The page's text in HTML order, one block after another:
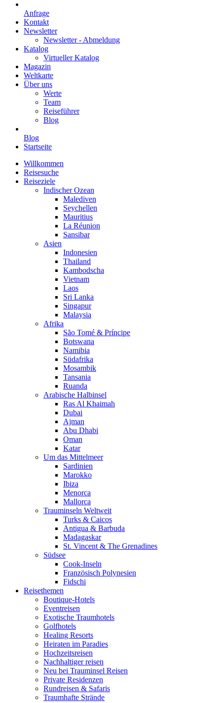
Anfrage
Kontakt
Newsletter
Newsletter - Abmeldung
Katalog
Virtueller Katalog
Magazin
Weltkarte
Über uns
Werte
Team
Reiseführer
Blog
Blog
Startseite
Willkommen
Reisesuche
Reiseziele
Indischer Ozean
Malediven
Seychellen
Mauritius
La Réunion
Sansibar
Asien
Indonesien
Thailand
Kambodscha
Vietnam
Laos
Sri Lanka
Singapur
Malaysia
Afrika
São Tomé & Príncipe
Botswana
Namibia
Südafrika
Mosambik
Tansania
Ruanda
Arabische Halbinsel
Ras Al Khaimah
Dubai
Ajman
Abu Dhabi
Oman
Katar
Um das Mittelmeer
Sardinien
Marokko
Ibiza
Menorca
Mallorca
Trauminseln Weltweit
Turks & Caicos
Antigua & Barbuda
Madagaskar
St. Vincent & The Grenadines
Südsee
Cook-Inseln
Französisch Polynesien
Fidschi
Reisethemen
Boutique-Hotels
Eventreisen
Exotische Traumhotels
Golfhotels
Healing Resorts
Heiraten im Paradies
Hochzeitsreisen
Nachhaltiger reisen
Neu bei Trauminsel Reisen
Private Residenzen
Rundreisen & Safaris
Traumhafte Strände